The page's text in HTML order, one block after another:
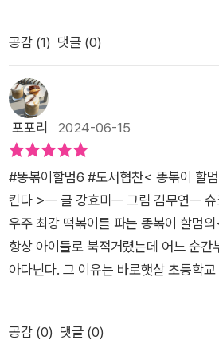
을 비교해보게 되었어요.똥볶이 할멈
만 같은느낌이 드네요. 앗! 그리고 햇살
야기에 여념이 없었어요.참다못한 똥볶
교로출동했어요.할멈과 치즈는 귀신을
을 보면 늘 아이들을 먼저 생각하고아이
해주며마음을 보듬어 주기까지 하죠.<
은 우리가 지킨다.>에서 두 할머니의
로 할머니들 덕분에 햇살초 앞은늘 안전
이 만들어주는 떡볶이 맛은 어떨지상
볶이할멈 7권도 기다릴께요.이미 애타
리 집 아이들이예요.출판사로부터 도서
파헤치는 똥볶이 할멈.그 과정이 꽤 재
들에게 핫한 게임에 관해 할멈이 어떻게
이 정말 이마를 탁 치고 웃게 만든다.게
떻게 똥볶이 할멈은 구해낼까?그리고
려움에 처하게 된 걸까?그 이유를 파헤
아픈 이야기가 등장한다.그리고 우리 아
을 기다린 우리집 아이들에게이번 6권
한다.<똥볶이 할멈>이 해결하는 과정
음을 부모들에게는 반성의 시간을 선물
볶이 할멈6>을 기다린 친구들과 부모
봐도 좋을 것 같다.[출판사로부터 도서
공감 (1) 댓글 (0)
포포리 2024-06-15
#똥볶이할멈6 #도서협찬< 똥볶이 할
킨다 >ㅡ 글 강효미ㅡ 그림 김무연ㅡ
우주 최강 떡볶이를 파는 똥볶이 할멈
항상 아이들로 북적거렸는데 어느 순간
아다닌다. 그 이유는 바로햇살 초등학
은 자신들이 가지고 있는 용돈으로떡볶
로 향한다.안경 게임기를 하는 아이들이
공감 (0) 댓글 (0)